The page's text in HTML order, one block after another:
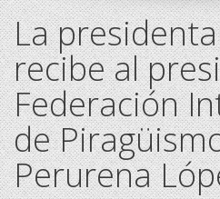
La
recibe al
Federación
de
Perurena